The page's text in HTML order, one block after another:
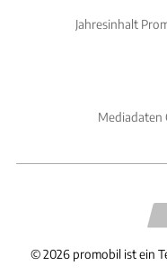
Jahresinhalt
Mediadaten
©2026 promobil ist ein